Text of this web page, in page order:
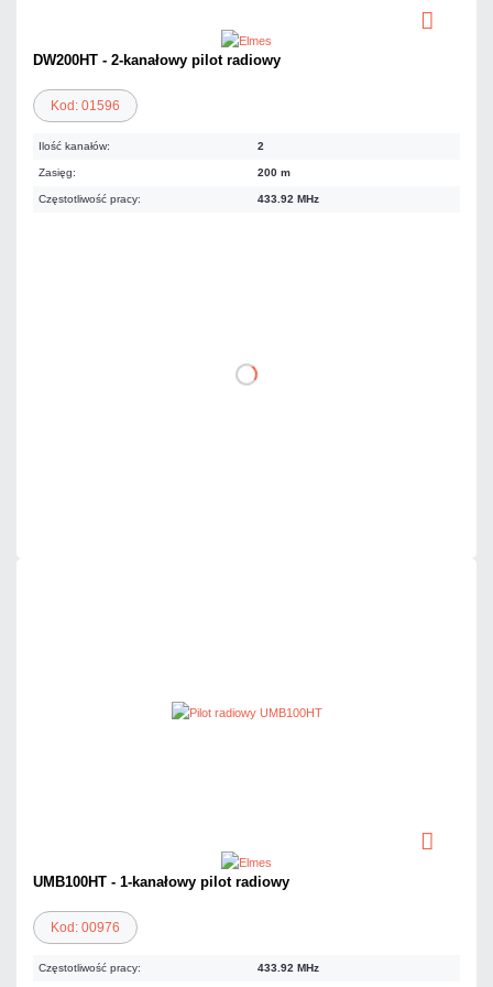
DW200HT - 2-kanałowy pilot radiowy
Kod: 01596
Ilość kanałów: 2
Zasięg: 200 m
Częstotliwość pracy: 433.92 MHz
DO KOSZYKA
UMB100HT - 1-kanałowy pilot radiowy
Kod: 00976
Częstotliwość pracy: 433.92 MHz